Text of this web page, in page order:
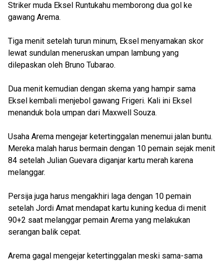
Striker muda Eksel Runtukahu memborong dua gol ke
gawang Arema.
Tiga menit setelah turun minum, Eksel menyamakan skor
lewat sundulan meneruskan umpan lambung yang
dilepaskan oleh Bruno Tubarao.
Dua menit kemudian dengan skema yang hampir sama
Eksel kembali menjebol gawang Frigeri. Kali ini Eksel
menanduk bola umpan dari Maxwell Souza.
Usaha Arema mengejar ketertinggalan menemui jalan buntu.
Mereka malah harus bermain dengan 10 pemain sejak menit
84 setelah Julian Guevara diganjar kartu merah karena
melanggar.
Persija juga harus mengakhiri laga dengan 10 pemain
setelah Jordi Amat mendapat kartu kuning kedua di menit
90+2 saat melanggar pemain Arema yang melakukan
serangan balik cepat.
Arema gagal mengejar ketertinggalan meski sama-sama